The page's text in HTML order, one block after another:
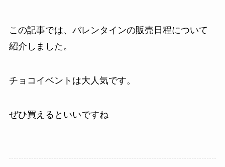
この記事では、バレンタインの販売日程について
紹介しました。
チョコイベントは大人気です。
ぜひ買えるといいですね